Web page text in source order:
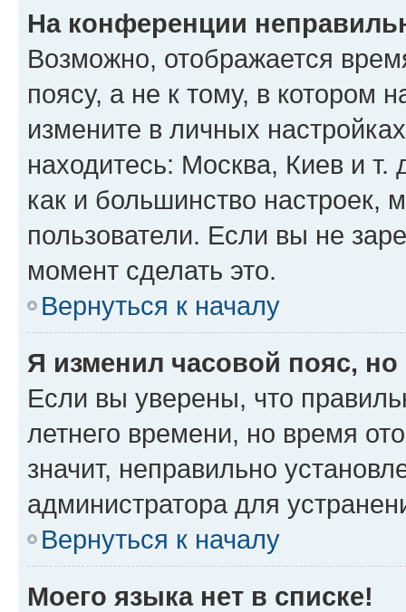
На конференции
Возможно, отображается
поясу, а не к тому, в котором
измените в личных
находитесь: Москва, Киев и т.
как и большинство настроек,
пользователи. Если вы не
момент сделать это.
Вернуться к началу
Я изменил часовой пояс,
Если вы уверены, что
летнего времени, но время
значит, неправильно
администратора для
Вернуться к началу
Моего языка нет в списке!